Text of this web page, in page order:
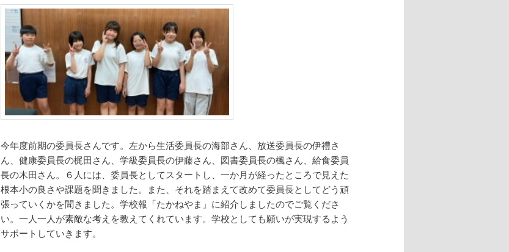
今年度前期の委員長さんです。左から生活委員長の海部さん、放送委員長の伊禮さ
ん、健康委員長の梶田さん、学級委員長の伊藤さん、図書委員長の楓さん、給食委員
長の木田さん。６人には、委員長としてスタートし、一か月が経ったところで見えた
根本小の良さや課題を聞きました。また、それを踏まえて改めて委員長としてどう頑
張っていくかを聞きました。学校報「たかねやま」に紹介しましたのでご覧くださ
い。一人一人が素敵な考えを教えてくれています。学校としても願いが実現するよう
サポートしていきます。